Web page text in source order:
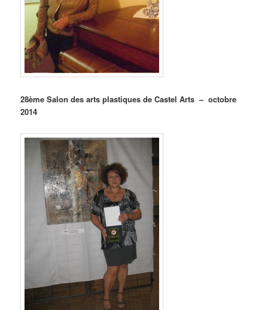
28ème Salon des arts plastiques de Castel Arts – octobre
2014